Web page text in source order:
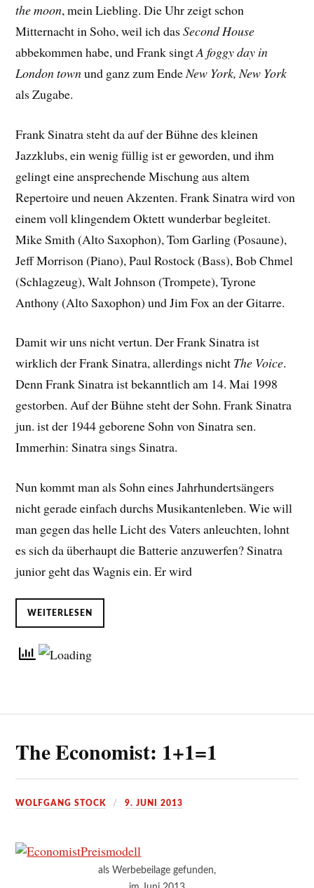
the moon, mein Liebling. Die Uhr zeigt schon
Mitternacht in Soho, weil ich dasSecond House
abbekommen habe, und Frank singtA foggy day in
London townund ganz zum Ende New York, New York
als Zugabe.
Frank Sinatra steht da auf der Bühne des kleinen
Jazzklubs, ein wenig füllig ist er geworden, und ihm
gelingt eine ansprechende Mischung aus altem
Repertoire und neuen Akzenten. Frank Sinatra wird von
einem voll klingendem Oktett wunderbar begleitet.
Mike Smith (Alto Saxophon), Tom Garling (Posaune),
Jeff Morrison (Piano), Paul Rostock (Bass), Bob Chmel
(Schlagzeug), Walt Johnson (Trompete), Tyrone
Anthony (Alto Saxophon) und Jim Fox an der Gitarre.
Damit wir uns nicht vertun. Der Frank Sinatra ist
wirklich der Frank Sinatra, allerdings nicht The Voice.
Denn Frank Sinatra ist bekanntlich am 14. Mai 1998
gestorben. Auf der Bühne steht der Sohn. Frank Sinatra
jun. ist der 1944 geborene Sohn von Sinatra sen.
Immerhin: Sinatra sings Sinatra.
Nun kommt man als Sohn eines Jahrhundertsängers
nicht gerade einfach durchs Musikantenleben. Wie will
man gegen das helle Licht des Vaters anleuchten, lohnt
es sich da überhaupt die Batterie anzuwerfen? Sinatra
junior geht das Wagnis ein. Er wird
WEITERLESEN
The Economist: 1+1=1
WOLFGANG STOCK 9. JUNI 2013
als Werbebeilage gefunden,